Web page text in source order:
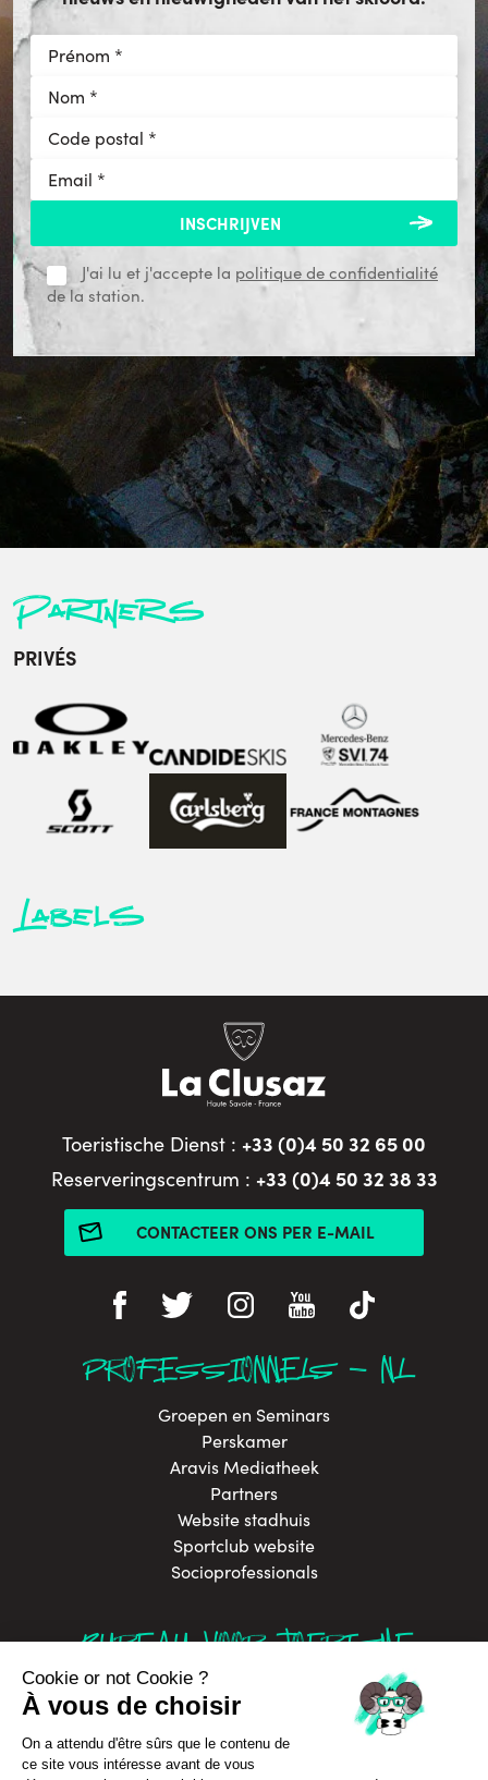
J'ai lu et j'accepte la politique de confidentialité
de la station.
Partners
PRIVÉS
Labels
Toeristische Dienst : +33 (0)4 50 32 65 00
Reserveringscentrum : +33 (0)4 50 32 38 33
CONTACTEER ONS PER E-MAIL
PROFESSIONNELS - NL
Groepen en Seminars
Perskamer
Aravis Mediatheek
Partners
Website stadhuis
Sportclub website
Socioprofessionals
BUREAU VOOR TOERISME
In Annecy Mountains
Contacteer ons
Brochures
Labels